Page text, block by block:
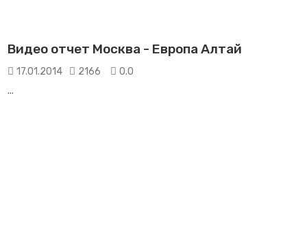
Видео отчет Москва - Европа Алтай
17.01.2014 2166
0.0
...